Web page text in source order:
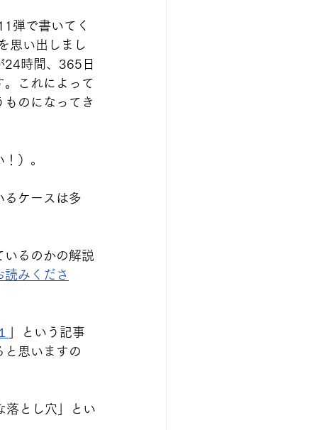
弾で書いてく
思い出しまし
24時間、365日
これによって
のになってき
）。
るケースは多
いるのかの解説
読みくださ
」という記事
と思いますの
落とし穴」とい